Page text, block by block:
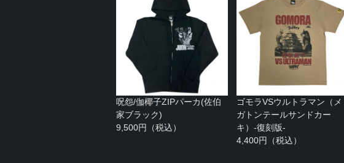
呪怨/伽椰子ZIPパーカ(佐伯
家ブラック)
9,500円（税込）
ゴモラVSウルトラマン（メ
ガトンテールサンドカー
キ）-復刻版-
4,400円（税込）